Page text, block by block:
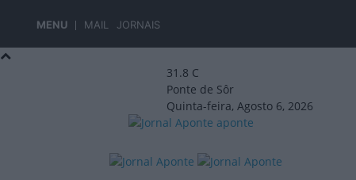
MENU MAIL JORNAIS
31.8 C
Ponte de Sôr
Quinta-feira, Agosto 6, 2026
aponte